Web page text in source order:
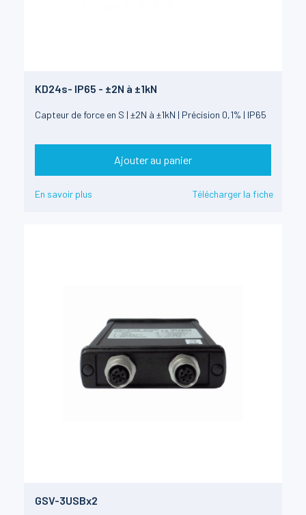
KD24s- IP65 - ±2N à ±1kN
Capteur de force en S | ±2N à ±1kN | Précision 0,1% | IP65
Ajouter au panier
En savoir plus Télécharger la fiche
GSV-3USBx2